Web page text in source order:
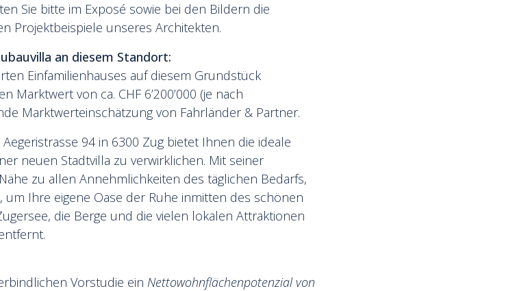
Sie bitte im Exposé sowie bei den Bildern die
Projektbeispiele unseres Architekten.
an diesem Standort:
Einfamilienhauses auf diesem Grundstück
Marktwert von ca. CHF 6’200’000 (je nach
Marktwerteinschätzung von Fahrländer & Partner.
94 in 6300 Zug bietet Ihnen die ideale
neuen Stadtvilla zu verwirklichen. Mit seiner
zu allen Annehmlichkeiten des täglichen Bedarfs,
um Ihre eigene Oase der Ruhe inmitten des schönen
die Berge und die vielen lokalen Attraktionen
Vorstudie ein Nettowohnflächenpotenzial von